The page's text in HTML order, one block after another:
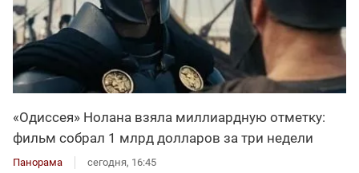
«Одиссея» Нолана взяла миллиардную отметку:
фильм собрал 1 млрд долларов за три недели
Панорама сегодня, 16:45